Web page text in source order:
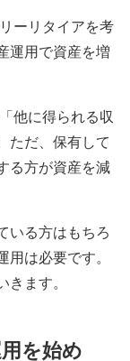
ーリタイアを考
運用で資産を増
他に得られる収
ただ、保有して
る方が資産を減
いる方はもちろ
用は必要です。
きます。
を始め